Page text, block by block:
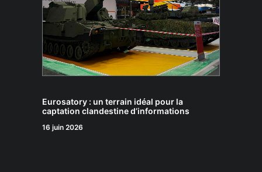
Eurosatory : un terrain idéal pour la
captation clandestine d’informations
16 juin 2026